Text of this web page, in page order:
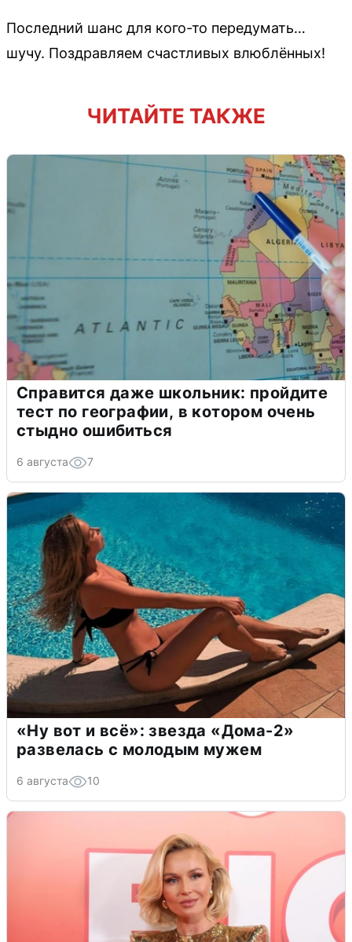
Последний шанс для кого-то передумать…
шучу. Поздравляем счастливых влюблённых!
ЧИТАЙТЕ ТАКЖЕ
Справится даже школьник: пройдите
тест по географии, в котором очень
стыдно ошибиться
6 августа 7
«Ну вот и всё»: звезда «Дома-2»
развелась с молодым мужем
6 августа 10